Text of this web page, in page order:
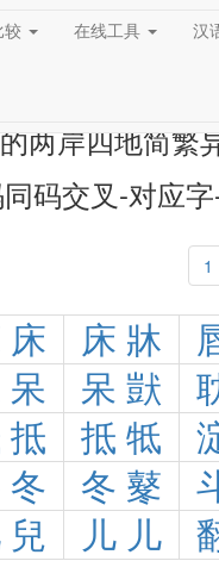
较 在线工具 汉
两岸四地简繁
码交叉-对应
1
床 床 牀
呆 呆 獃
抵 抵 牴
冬 冬 鼕
兒 儿 儿